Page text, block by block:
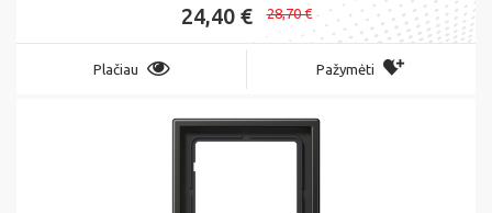
24,40 € 28,70 €
Plačiau Pažymėti